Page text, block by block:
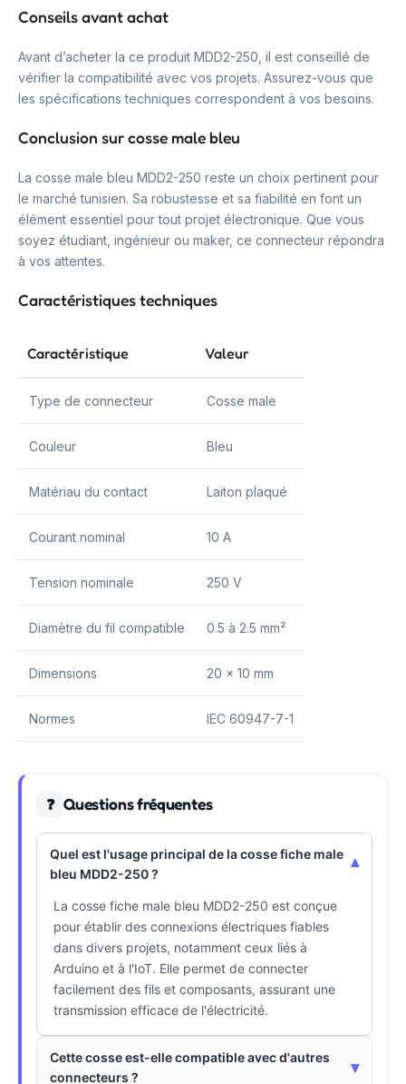
Conseils avant achat
Avant d’acheter la ce produit MDD2-250, il est conseillé de
vérifier la compatibilité avec vos projets. Assurez-vous que
les spécifications techniques correspondent à vos besoins.
Conclusion sur cosse male bleu
La cosse male bleu MDD2-250 reste un choix pertinent pour
le marché tunisien. Sa robustesse et sa fiabilité en font un
élément essentiel pour tout projet électronique. Que vous
soyez étudiant, ingénieur ou maker, ce connecteur répondra
à vos attentes.
Caractéristiques techniques
Caractéristique Valeur
Type de connecteur Cosse male
Couleur Bleu
Matériau du contact Laiton plaqué
Courant nominal 10 A
Tension nominale 250 V
Diamètre du fil compatible 0.5 à 2.5 mm²
Dimensions 20 x 10 mm
Normes IEC 60947-7-1
❓ Questions fréquentes
Quel est l'usage principal de la cosse fiche male
bleu MDD2-250 ?
▾
La cosse fiche male bleu MDD2-250 est conçue
pour établir des connexions électriques fiables
dans divers projets, notamment ceux liés à
Arduino et à l'IoT. Elle permet de connecter
facilement des fils et composants, assurant une
transmission efficace de l'électricité.
Cette cosse est-elle compatible avec d'autres
connecteurs ?
▾